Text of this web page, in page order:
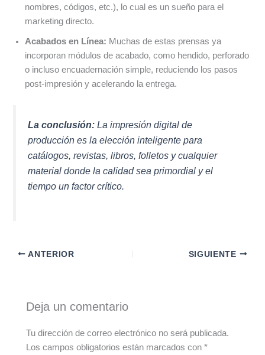
nombres, códigos, etc.), lo cual es un sueño para el
marketing directo.
Acabados en Línea: Muchas de estas prensas ya
incorporan módulos de acabado, como hendido, perforado
o incluso encuadernación simple, reduciendo los pasos
post-impresión y acelerando la entrega.
La conclusión: La impresión digital de
producción es la elección inteligente para
catálogos, revistas, libros, folletos y cualquier
material donde la calidad sea primordial y el
tiempo un factor crítico.
ANTERIOR SIGUIENTE
Deja un comentario
Tu dirección de correo electrónico no será publicada.
Los campos obligatorios están marcados con*